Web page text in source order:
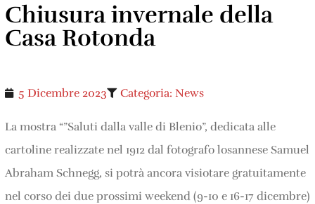
Chiusura invernale della
Casa Rotonda
5 Dicembre 2023 Categoria: News
La mostra “”Saluti dalla valle di Blenio”, dedicata alle
cartoline realizzate nel 1912 dal fotografo losannese Samuel
Abraham Schnegg, si potrà ancora visiotare gratuitamente
nel corso dei due prossimi weekend (9-10 e 16-17 dicembre)